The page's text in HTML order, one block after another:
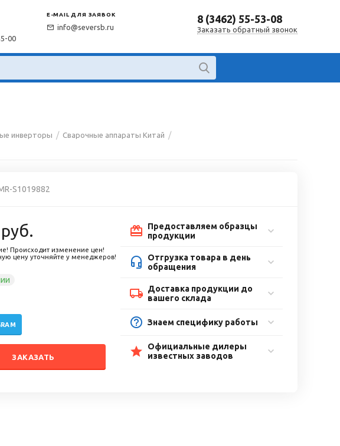
00
E-MAIL ДЛЯ ЗАЯВОК
info@seversb.ru
8 (3462) 55-53-08
Заказать обратный звонок
инверторы / Сварочные аппараты Китай /
S1019882
руб.
Происходит изменение цен!
цену уточняйте у менеджеров!
ЗАКАЗАТЬ
Предоставляем образцы
продукции
Отгрузка товара в день
обращения
Доставка продукции до
вашего склада
Знаем специфику работы
Официальные дилеры
известных заводов